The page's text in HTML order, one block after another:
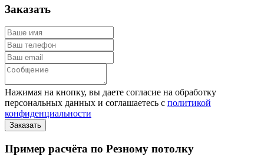
Заказать
Нажимая на кнопку, вы даете согласие на обработку
персональных данных и соглашаетесь с политикой
конфиденциальности
Пример расчёта по Резному потолку